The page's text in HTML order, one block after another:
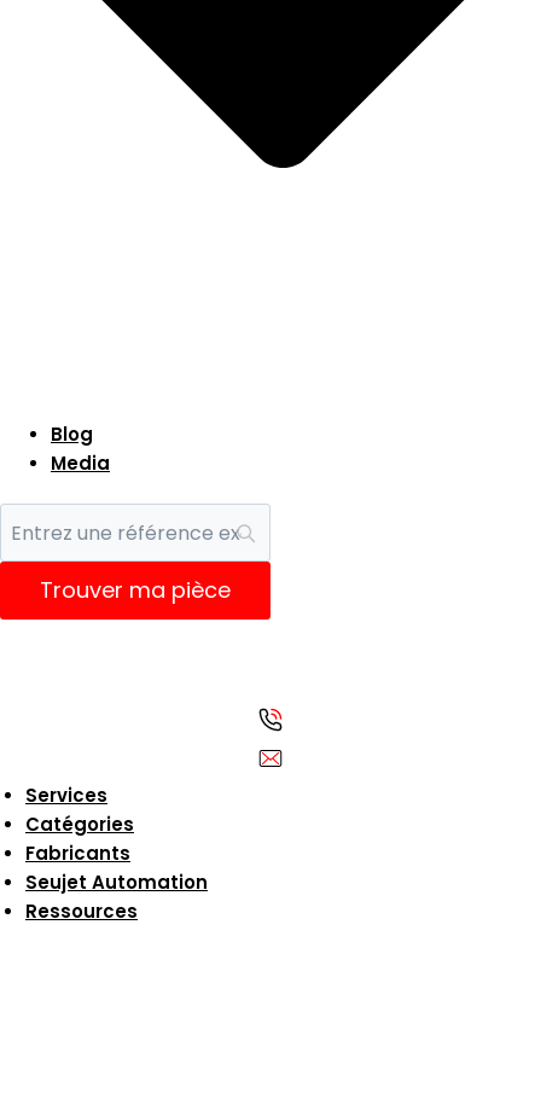
Blog
Media
Trouver ma pièce
Services
Catégories
Fabricants
Seujet Automation
Ressources